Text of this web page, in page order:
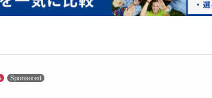
Sponsored